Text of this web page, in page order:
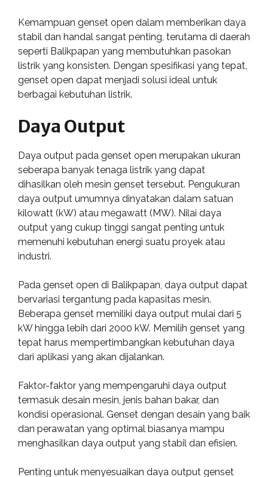
Kemampuan genset open dalam memberikan daya
stabil dan handal sangat penting, terutama di daerah
seperti Balikpapan yang membutuhkan pasokan
listrik yang konsisten. Dengan spesifikasi yang tepat,
genset open dapat menjadi solusi ideal untuk
berbagai kebutuhan listrik.
Daya Output
Daya output pada genset open merupakan ukuran
seberapa banyak tenaga listrik yang dapat
dihasilkan oleh mesin genset tersebut. Pengukuran
daya output umumnya dinyatakan dalam satuan
kilowatt (kW) atau megawatt (MW). Nilai daya
output yang cukup tinggi sangat penting untuk
memenuhi kebutuhan energi suatu proyek atau
industri.
Pada genset open di Balikpapan, daya output dapat
bervariasi tergantung pada kapasitas mesin.
Beberapa genset memiliki daya output mulai dari 5
kW hingga lebih dari 2000 kW. Memilih genset yang
tepat harus mempertimbangkan kebutuhan daya
dari aplikasi yang akan dijalankan.
Faktor-faktor yang mempengaruhi daya output
termasuk desain mesin, jenis bahan bakar, dan
kondisi operasional. Genset dengan desain yang baik
dan perawatan yang optimal biasanya mampu
menghasilkan daya output yang stabil dan efisien.
Penting untuk menyesuaikan daya output genset